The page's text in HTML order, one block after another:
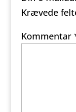
Krævede
Kommentar